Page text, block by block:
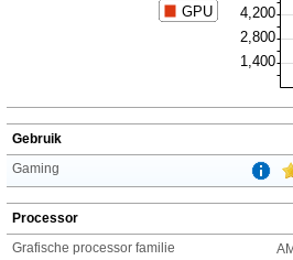
Gebruik
Gaming
Processor
Grafische processor familie